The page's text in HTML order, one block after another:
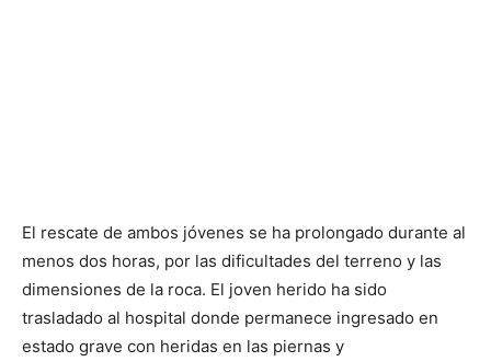
El rescate de ambos jóvenes se ha prolongado durante al
menos dos horas, por las dificultades del terreno y las
dimensiones de la roca. El joven herido ha sido
trasladado al hospital donde permanece ingresado en
estado grave con heridas en las piernas y